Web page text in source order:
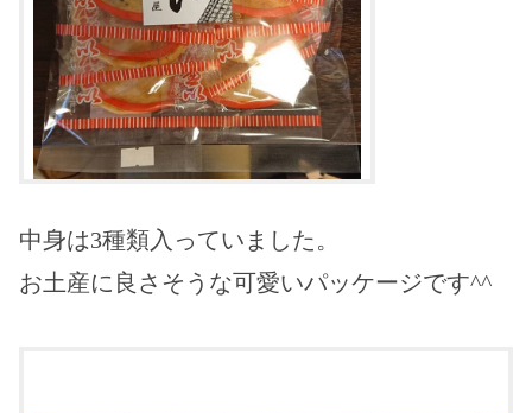
中身は3種類入っていました。
お土産に良さそうな可愛いパッケージです^^